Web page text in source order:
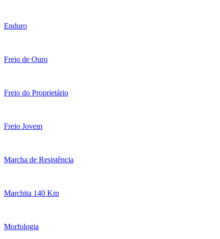
Enduro
Freio de Ouro
Freio do Proprietário
Freio Jovem
Marcha de Resistência
Marchita 140 Km
Morfologia